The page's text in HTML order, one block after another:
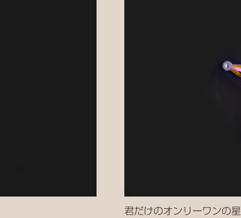
君だけのオンリーワンの